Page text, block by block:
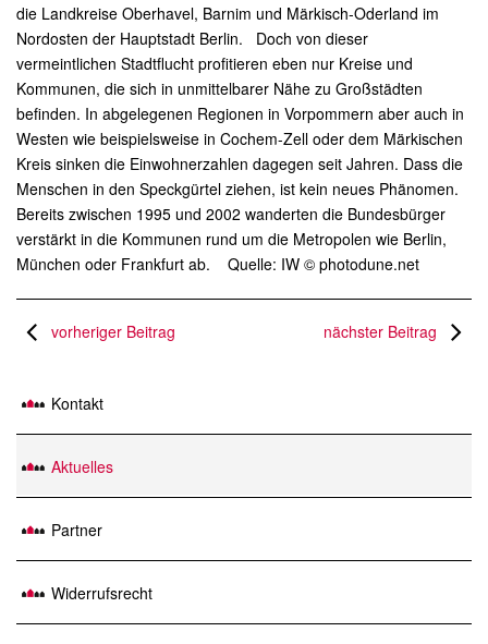
die Landkreise Oberhavel, Barnim und Märkisch-Oderland im
Nordosten der Hauptstadt Berlin. Doch von dieser
vermeintlichen Stadtflucht profitieren eben nur Kreise und
Kommunen, die sich in unmittelbarer Nähe zu Großstädten
befinden. In abgelegenen Regionen in Vorpommern aber auch in
Westen wie beispielsweise in Cochem-Zell oder dem Märkischen
Kreis sinken die Einwohnerzahlen dagegen seit Jahren. Dass die
Menschen in den Speckgürtel ziehen, ist kein neues Phänomen.
Bereits zwischen 1995 und 2002 wanderten die Bundesbürger
verstärkt in die Kommunen rund um die Metropolen wie Berlin,
München oder Frankfurt ab. Quelle: IW © photodune.net
vorheriger Beitrag nächster Beitrag
Kontakt
Aktuelles
Partner
Widerrufsrecht